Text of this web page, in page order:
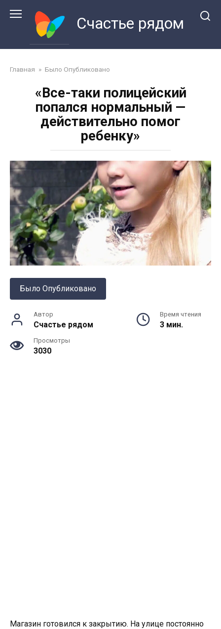
Счастье рядом
Главная » Было Опубликовано
«Все-таки полицейский
попался нормальный —
действительно помог
ребенку»
Было Опубликовано
Автор
Счастье рядом
Время чтения
3 мин.
Просмотры
3030
Магазин готовился к закрытию. На улице постоянно